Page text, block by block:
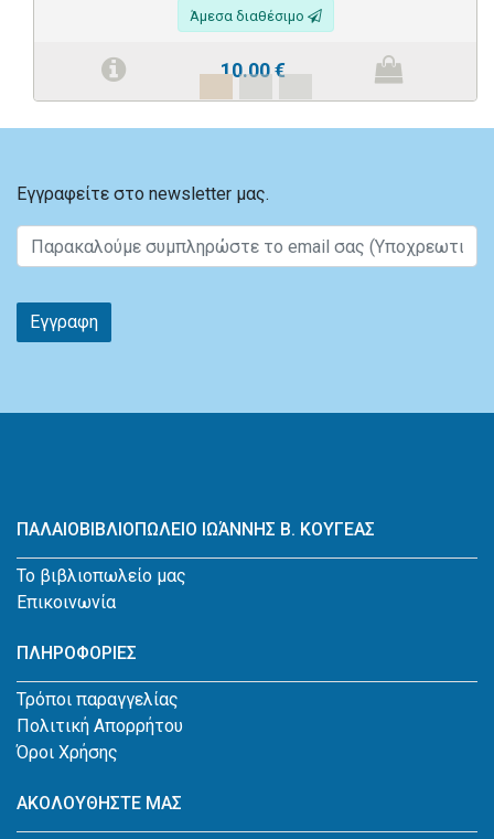
Άμεσα διαθέσιμο
10.00€
Εγγραφείτε στο newsletter μας.
Εγγραφη
ΠΑΛΑΙΟΒΙΒΛΙΟΠΩΛΕΙΟ ΙΩΆΝΝΗΣ Β. ΚΟΥΓΕΑΣ
Το βιβλιοπωλείο μας
Επικοινωνία
ΠΛΗΡΟΦΟΡΙΕΣ
Τρόποι παραγγελίας
Πολιτική Απορρήτου
Όροι Χρήσης
ΑΚΟΛΟΥΘΗΣΤΕ ΜΑΣ